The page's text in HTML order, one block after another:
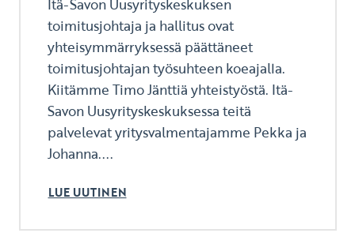
Itä-Savon Uusyrityskeskuksen
toimitusjohtaja ja hallitus ovat
yhteisymmärryksessä päättäneet
toimitusjohtajan työsuhteen koeajalla.
Kiitämme Timo Jänttiä yhteistyöstä. Itä-
Savon Uusyrityskeskuksessa teitä
palvelevat yritysvalmentajamme Pekka ja
Johanna....
LUE UUTINEN